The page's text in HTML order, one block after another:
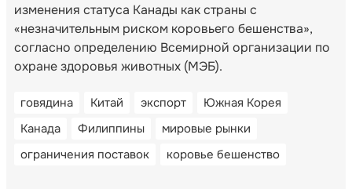
изменения статуса Канады как страны с
«незначительным риском коровьего бешенства»,
согласно определению Всемирной организации по
охране здоровья животных (МЭБ).
говядина Китай экспорт
Южная Корея
Канада
Филиппины
мировые рынки
ограничения поставок
коровье бешенство